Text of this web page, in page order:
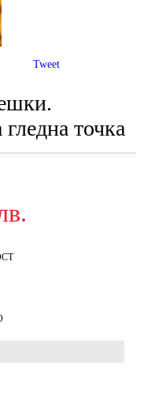
точка
Tweet